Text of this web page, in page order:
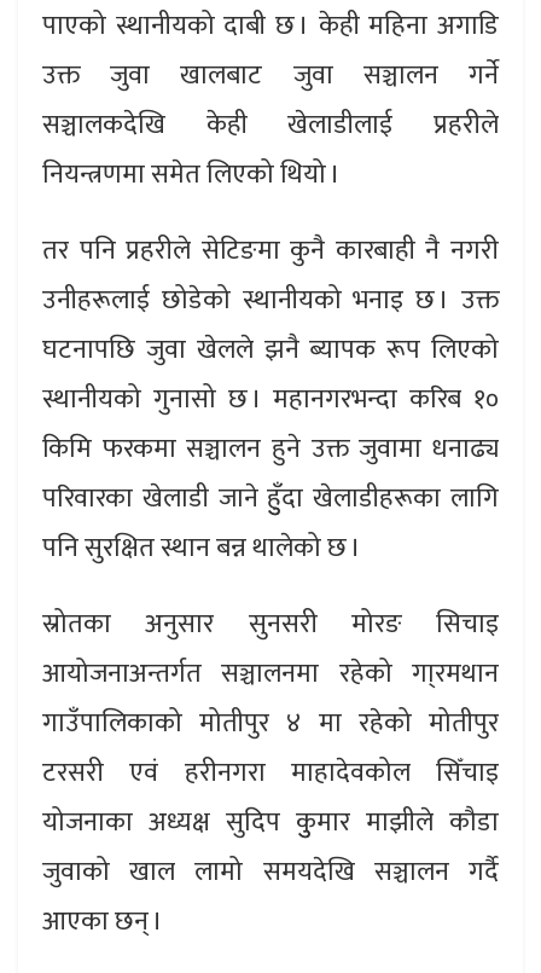
पाएको स्थानीयको दाबी छ । केही महिना अगाडि
उक्त जुवा खालबाट जुवा सञ्चालन गर्ने
सञ्चालकदेखि केही खेलाडीलाई प्रहरीले
नियन्त्रणमा समेत लिएको थियो ।
तर पनि प्रहरीले सेटिङमा कुनै कारबाही नै नगरी
उनीहरूलाई छोडेको स्थानीयको भनाइ छ । उक्त
घटनापछि जुवा खेलले झनै ब्यापक रूप लिएको
स्थानीयको गुनासो छ । महानगरभन्दा करिब १०
किमि फरकमा सञ्चालन हुने उक्त जुवामा धनाढ्य
परिवारका खेलाडी जाने हुुँदा खेलाडीहरूका लागि
पनि सुरक्षित स्थान बन्न थालेको छ ।
स्रोतका अनुसार सुनसरी मोरङ सिचाइ
आयोजनाअन्तर्गत सञ्चालनमा रहेको गा्रमथान
गाउँपालिकाको मोतीपुर ४ मा रहेको मोतीपुर
टरसरी एवं हरीनगरा माहादेवकोल सिँचाइ
योजनाका अध्यक्ष सुदिप कुुमार माझीले कौडा
जुवाको खाल लामो समयदेखि सञ्चालन गर्दै
आएका छन् ।